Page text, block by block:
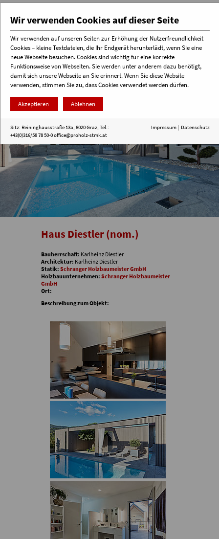
Menü
Haus Diestler (nom.)
Bauherrschaft: Karlheinz Diestler
Architektur: Karlheinz Diestler
Statik: Schranger Holzbaumeister GmbH
Holzbauunternehmen: Schranger Holzbaumeister
GmbH
Ort:
Beschreibung zum Objekt:
Wir verwenden Cookies auf dieser Seite
Wir verwenden auf unseren Seiten zur Erhöhung der Nutzerfreundlichkeit
Cookies – kleine Textdateien, die Ihr Endgerät herunterlädt, wenn Sie eine
neue Webseite besuchen. Cookies sind wichtig für eine korrekte
Funktionsweise von Webseiten. Sie werden unter anderem dazu benötigt,
damit sich unsere Webseite an Sie erinnert. Wenn Sie diese Website
verwenden, stimmen Sie zu, dass Cookies verwendet werden dürfen.
Akzeptieren Ablehnen
Sitz: Reininghausstraße 13a, 8020 Graz, Tel.:
+43(0)316/58 78 50-0office@proholz-stmk.at
Impressum| Datenschutz